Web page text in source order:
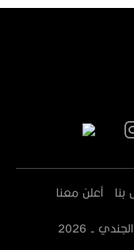
بنا أعلن معنا
-
2026